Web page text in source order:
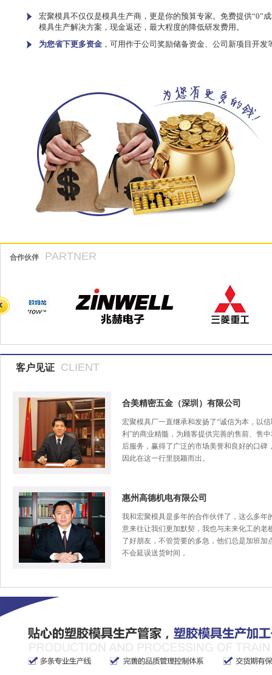
宏聚模具不仅仅是模具生产商，更是你的预算专家。免费提供“0”
模具生产解决方案，现金返还，最大程度的降低研发费用。
为您省下更多资金 ，可用作于公司奖励储备资金、公司新项目开发
合作伙伴 PARTNER
客户见证 CLIENT
合美精密五金（深圳）有限公司
宏聚模具厂一直继承和发扬了“诚信为本，以信
利”的商业精髓，为顾客提供完善的售前、售
后服务，赢得了广泛的市场美誉和良好的口碑
因此在这一行里脱颖而出。
惠州高德机电有限公司
我和宏聚模具是多年的合作伙伴了，这么多年
意来往让我们更加默契，我也与未来化工的老
了好朋友，不管货要的多急，他们总是加班加
不会延误送货时间，